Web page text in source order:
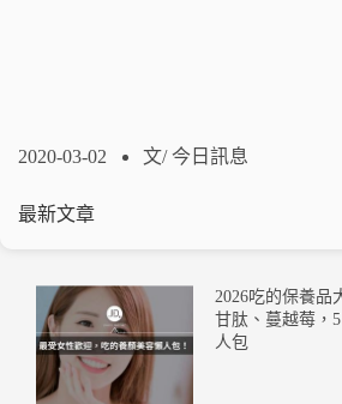
2020-03-02 文/今日訊息
最新文章
2026吃的保養品
甘肽、蔓越莓，
人包